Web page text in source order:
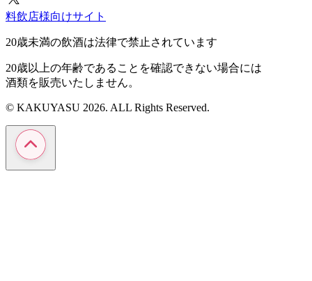
料飲店様向けサイト
20歳未満の飲酒は法律で禁止されています
20歳以上の年齢であることを確認できない場合には
酒類を販売いたしません。
© KAKUYASU 2026. ALL Rights Reserved.